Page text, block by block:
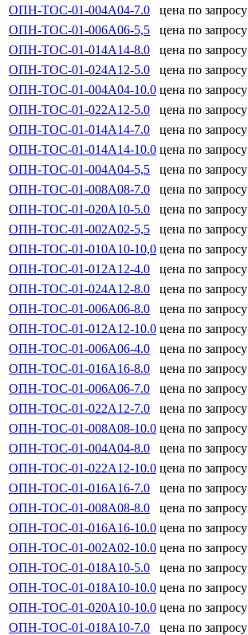
ОПН-ТОС-01-004А04-7.0 цена по запросу
ОПН-ТОС-01-006А06-5,5 цена по запросу
ОПН-ТОС-01-014А14-8.0 цена по запросу
ОПН-ТОС-01-024А12-5.0 цена по запросу
ОПН-ТОС-01-004А04-10.0 цена по запросу
ОПН-ТОС-01-022А12-5.0 цена по запросу
ОПН-ТОС-01-014А14-7.0 цена по запросу
ОПН-ТОС-01-014А14-10.0 цена по запросу
ОПН-ТОС-01-004А04-5,5 цена по запросу
ОПН-ТОС-01-008А08-7.0 цена по запросу
ОПН-ТОС-01-020А10-5.0 цена по запросу
ОПН-ТОС-01-002А02-5,5 цена по запросу
ОПН-ТОС-01-010А10-10,0 цена по запросу
ОПН-ТОС-01-012А12-4.0 цена по запросу
ОПН-ТОС-01-024А12-8.0 цена по запросу
ОПН-ТОС-01-006А06-8.0 цена по запросу
ОПН-ТОС-01-012А12-10.0 цена по запросу
ОПН-ТОС-01-006А06-4.0 цена по запросу
ОПН-ТОС-01-016А16-8.0 цена по запросу
ОПН-ТОС-01-006А06-7.0 цена по запросу
ОПН-ТОС-01-022А12-7.0 цена по запросу
ОПН-ТОС-01-008А08-10.0 цена по запросу
ОПН-ТОС-01-004А04-8.0 цена по запросу
ОПН-ТОС-01-022А12-10.0 цена по запросу
ОПН-ТОС-01-016А16-7.0 цена по запросу
ОПН-ТОС-01-008А08-8.0 цена по запросу
ОПН-ТОС-01-016А16-10.0 цена по запросу
ОПН-ТОС-01-002А02-10.0 цена по запросу
ОПН-ТОС-01-018А10-5.0 цена по запросу
ОПН-ТОС-01-018А10-10.0 цена по запросу
ОПН-ТОС-01-020А10-10.0 цена по запросу
ОПН-ТОС-01-018А10-7.0 цена по запросу